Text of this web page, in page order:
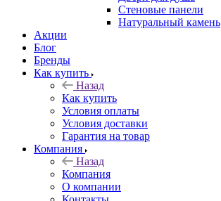
Стеновые панели
Натуральный камень
Акции
Блог
Бренды
Как купить
Назад
Как купить
Условия оплаты
Условия доставки
Гарантия на товар
Компания
Назад
Компания
О компании